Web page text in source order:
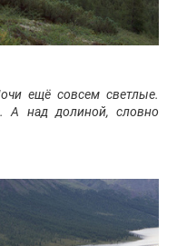
ещё совсем светлые.
А над долиной, словно